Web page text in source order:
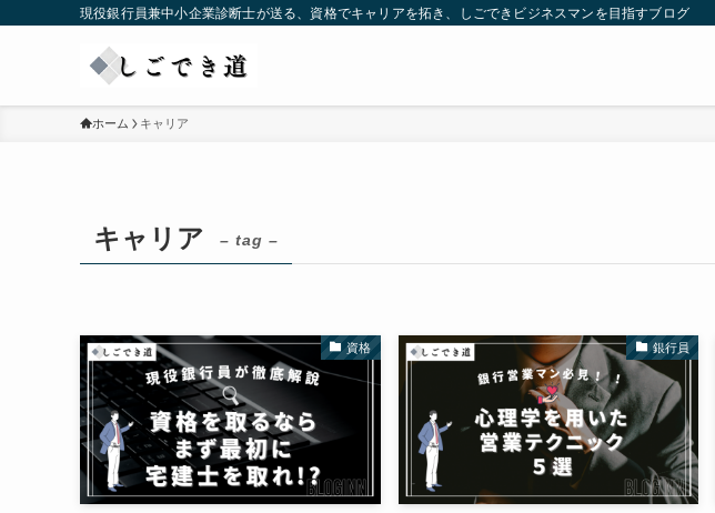
現役銀行員兼中小企業診断士が送る、資格でキャリアを拓き、しごできビジネスマンを目指すブログ
ホーム キャリア
キャリア – tag –
資格 銀行員